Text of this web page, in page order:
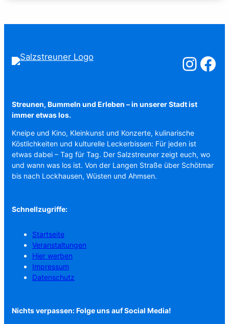
Salzstreuner
Streunen, Bummeln und Erleben – in unserer Stadt ist
immer etwas los.
Kneipe und Kino, Kleinkunst und Konzerte, kulinarische
Köstlichkeiten und kulturelle Leckerbissen: Für jeden ist
etwas dabei – Tag für Tag. Der Salzstreuner zeigt euch, wo
und wann was los ist. Von der Langen Straße über Schötmar
bis nach Lockhausen, Wüsten und Ahmsen.
Schnellzugriffe:
Startseite
Veranstaltungen
Hier werben
Impressum
Datenschutz
Nichts verpassen: Folge uns auf Social Media!